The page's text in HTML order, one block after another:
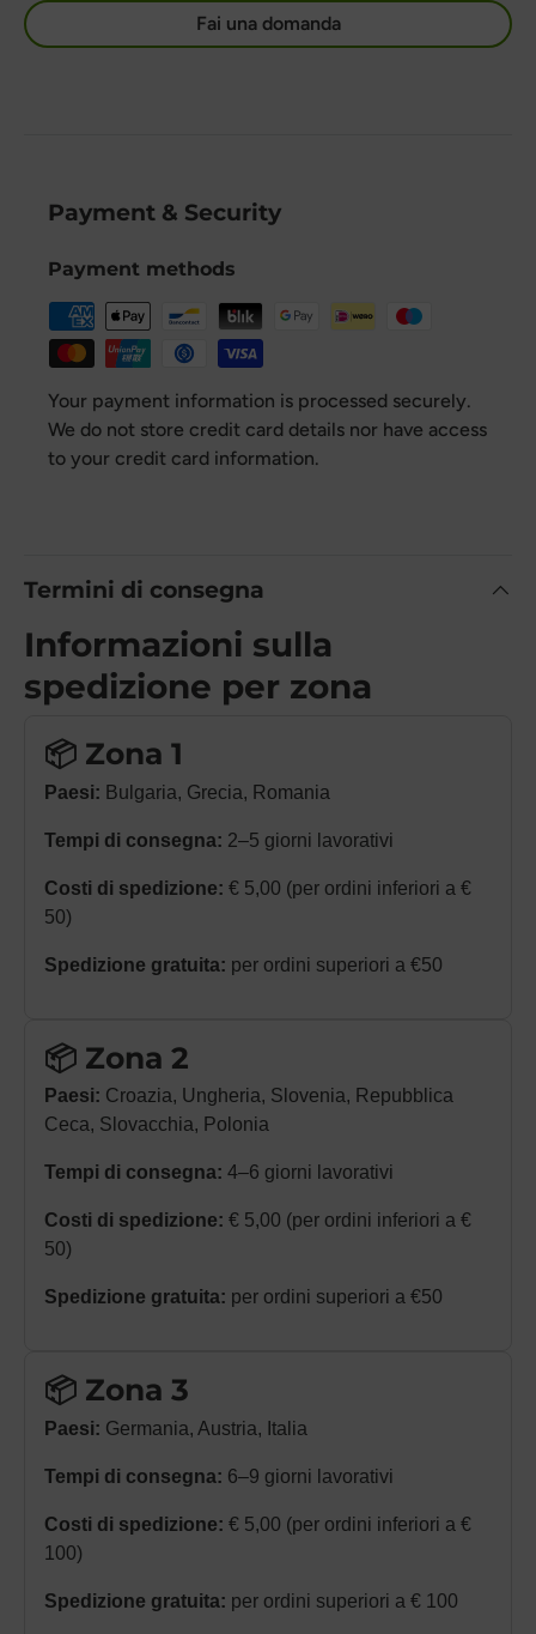
Fai una domanda
Payment & Security
Payment methods
Your payment information is processed securely.
We do not store credit card details nor have access
to your credit card information.
Termini di consegna
Informazioni sulla
spedizione per zona
📦 Zona 1
Paesi: Bulgaria, Grecia, Romania
Tempi di consegna: 2–5 giorni lavorativi
Costi di spedizione: € 5,00 (per ordini inferiori a €
50)
Spedizione gratuita: per ordini superiori a €50
📦 Zona 2
Paesi: Croazia, Ungheria, Slovenia, Repubblica
Ceca, Slovacchia, Polonia
Tempi di consegna: 4–6 giorni lavorativi
Costi di spedizione: € 5,00 (per ordini inferiori a €
50)
Spedizione gratuita: per ordini superiori a €50
📦 Zona 3
Paesi: Germania, Austria, Italia
Tempi di consegna: 6–9 giorni lavorativi
Costi di spedizione: € 5,00 (per ordini inferiori a €
100)
Spedizione gratuita: per ordini superiori a € 100